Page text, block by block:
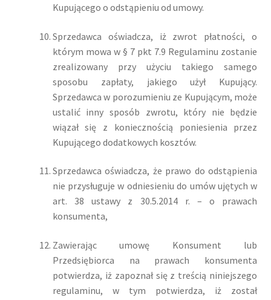
Kupującego o odstąpieniu od umowy.
Sprzedawca oświadcza, iż zwrot płatności, o
którym mowa w § 7 pkt 7.9 Regulaminu zostanie
zrealizowany przy użyciu takiego samego
sposobu zapłaty, jakiego użył Kupujący.
Sprzedawca w porozumieniu ze Kupującym, może
ustalić inny sposób zwrotu, który nie będzie
wiązał się z koniecznością poniesienia przez
Kupującego dodatkowych kosztów.
Sprzedawca oświadcza, że prawo do odstąpienia
nie przysługuje w odniesieniu do umów ujętych w
art. 38 ustawy z 30.5.2014 r. – o prawach
konsumenta,
Zawierając umowę Konsument lub
Przedsiębiorca na prawach konsumenta
potwierdza, iż zapoznał się z treścią niniejszego
regulaminu, w tym potwierdza, iż został